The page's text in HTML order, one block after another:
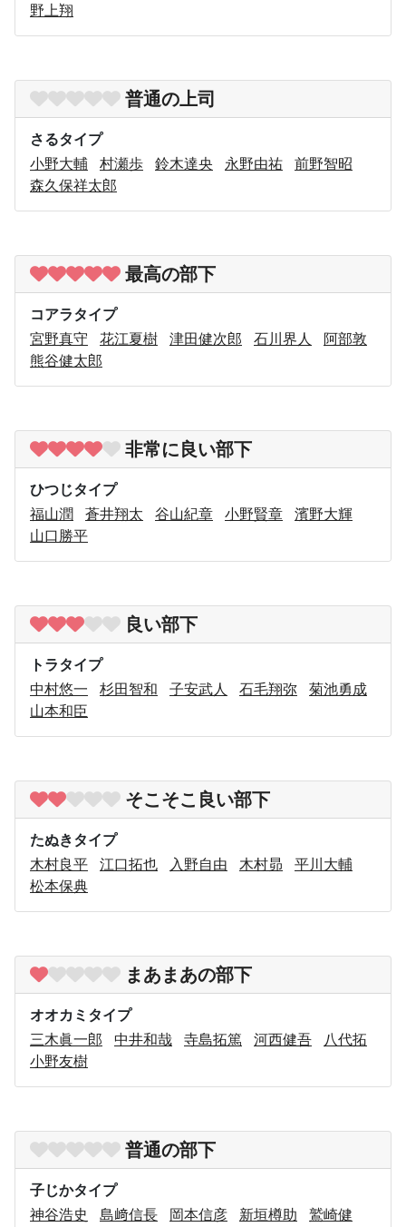
野上翔
普通の上司
さるタイプ
小野大輔
村瀬歩 鈴木達央 永野由祐
前野智昭
森久保祥太郎
最高の部下
コアラタイプ
宮野真守
花江夏樹 津田健次郎 石川界人
阿部敦
熊谷健太郎
非常に良い部下
ひつじタイプ
福山潤
蒼井翔太 谷山紀章 小野賢章
濱野大輝
山口勝平
良い部下
トラタイプ
中村悠一
杉田智和 子安武人 石毛翔弥
菊池勇成
山本和臣
そこそこ良い部下
たぬきタイプ
木村良平
江口拓也 入野自由 木村昴
平川大輔
松本保典
まあまあの部下
オオカミタイプ
三木眞一郎
中井和哉 寺島拓篤 河西健吾
八代拓
小野友樹
普通の部下
子じかタイプ
神谷浩史
島﨑信長 岡本信彦 新垣樽助
鷲崎健